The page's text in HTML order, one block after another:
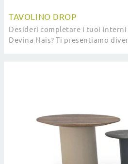
TAVOLINO DROP
Desideri completare i tuoi interni
Devina Nais? Ti presentiamo